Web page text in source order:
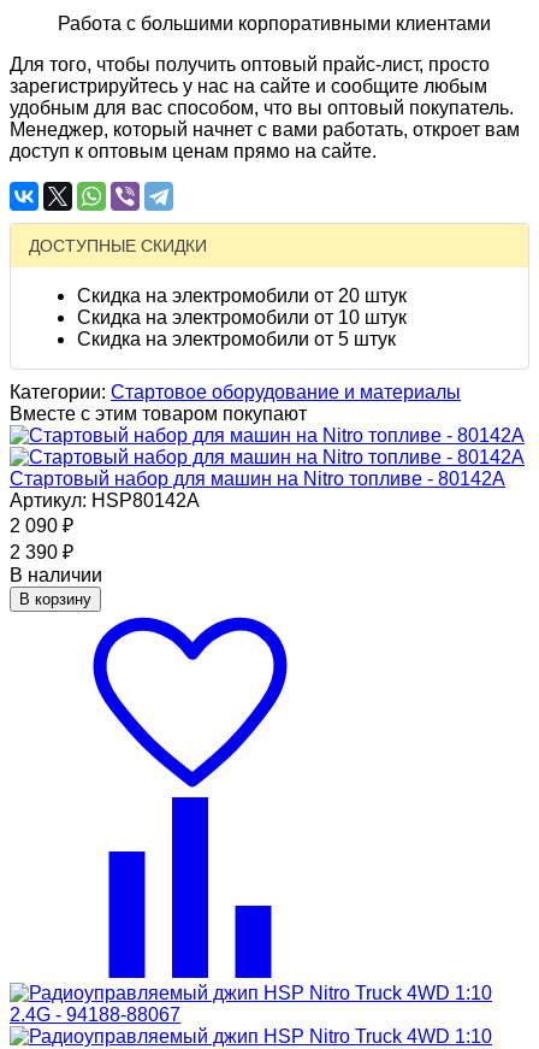
Работа с большими корпоративными клиентами
Для того, чтобы получить оптовый прайс-лист, просто
зарегистрируйтесь у нас на сайте и сообщите любым
удобным для вас способом, что вы оптовый покупатель.
Менеджер, который начнет с вами работать, откроет вам
доступ к оптовым ценам прямо на сайте.
ДОСТУПНЫЕ СКИДКИ
Скидка на электромобили от 20 штук
Скидка на электромобили от 10 штук
Скидка на электромобили от 5 штук
Категории: Стартовое оборудование и материалы
Вместе с этим товаром покупают
Стартовый набор для машин на Nitro топливе - 80142A
Артикул: HSP80142A
2 090 ₽
2 390 ₽
В наличии
В корзину